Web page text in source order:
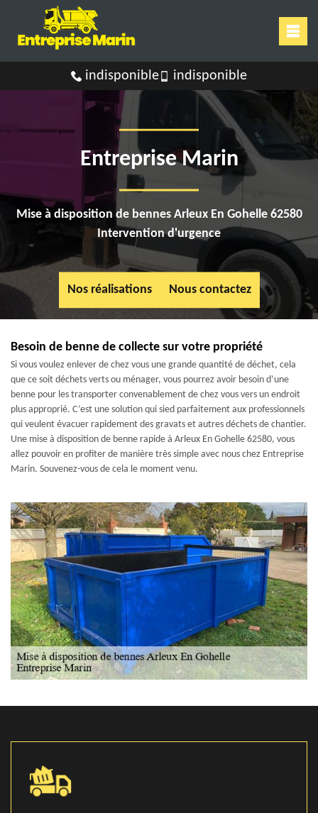
indisponible indisponible
Entreprise Marin
Mise à disposition de bennes Arleux En Gohelle 62580
Intervention d'urgence
Nos réalisations Nous contactez
Besoin de benne de collecte sur votre propriété
Si vous voulez enlever de chez vous une grande quantité de déchet, cela
que ce soit déchets verts ou ménager, vous pourrez avoir besoin d’une
benne pour les transporter convenablement de chez vous vers un endroit
plus approprié. C’est une solution qui sied parfaitement aux professionnels
qui veulent évacuer rapidement des gravats et autres déchets de chantier.
Une mise à disposition de benne rapide à Arleux En Gohelle 62580, vous
allez pouvoir en profiter de manière très simple avec nous chez Entreprise
Marin. Souvenez-vous de cela le moment venu.